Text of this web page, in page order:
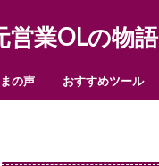
業OLの物語
の声 おすすめツール